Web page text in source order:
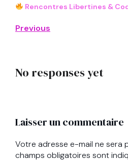
Rencontres Libertines &
Previous
No responses yet
Laisser un commentaire
Votre adresse e-mail ne sera
champs obligatoires sont